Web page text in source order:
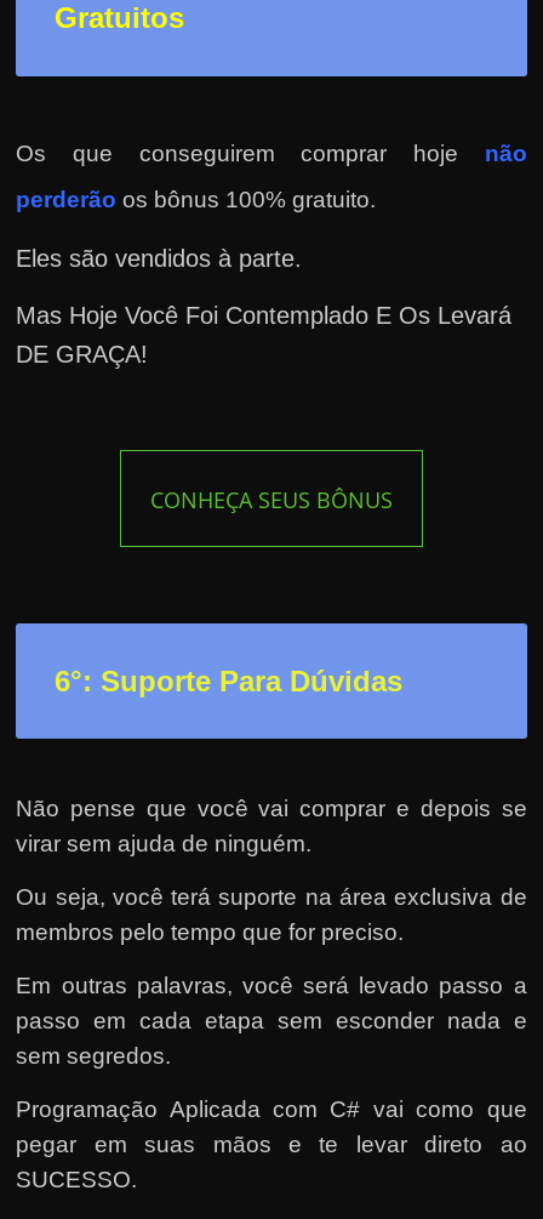
Gratuitos
Os que conseguirem comprar hoje não
perderão os bônus 100% gratuito.
Eles são vendidos à parte.
Mas Hoje Você Foi Contemplado E Os Levará
DE GRAÇA!
CONHEÇA SEUS BÔNUS
6°: Suporte Para Dúvidas
Não pense que você vai comprar e depois se
virar sem ajuda de ninguém.
Ou seja, você terá suporte na área exclusiva de
membros pelo tempo que for preciso.
Em outras palavras, você será levado passo a
passo em cada etapa sem esconder nada e
sem segredos.
Programação Aplicada com C# vai como que
pegar em suas mãos e te levar direto ao
SUCESSO.